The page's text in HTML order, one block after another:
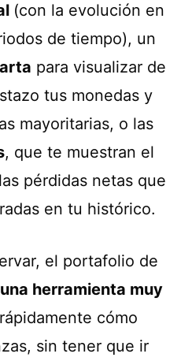
(con la evolución en
de tiempo), un
para visualizar de
tus monedas y
mayoritarias, o las
, que te muestran el
pérdidas netas que
en tu histórico.
el portafolio de
una herramienta muy
cómo
sin tener que ir